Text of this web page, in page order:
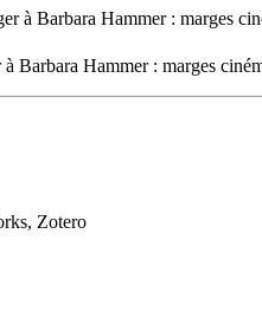
à Barbara Hammer : marges
Barbara Hammer : marges
Zotero